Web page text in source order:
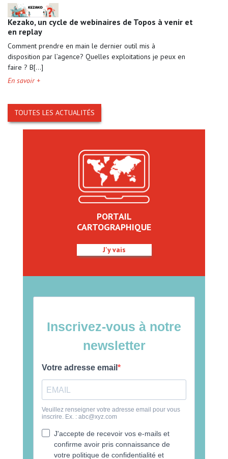
Kezako, un cycle de webinaires de Topos à venir et
en replay
Comment prendre en main le dernier outil mis à
disposition par l’agence? Quelles exploitations je peux en
faire ? B[...]
En savoir +
TOUTES LES ACTUALITÉS
PORTAIL
CARTOGRAPHIQUE
J'y vais